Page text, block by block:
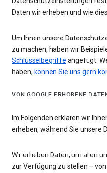
Daten wir erheben und wie
Um Ihnen unsere
zu machen, haben wir
Schlüsselbegriffe angefügt.
haben, können Sie uns gern
VON GOOGLE ERHOBENE DATEN
Im Folgenden erklären wir
erheben, während Sie unsere
Wir erheben Daten, um allen
zur Verfügung zu stellen –